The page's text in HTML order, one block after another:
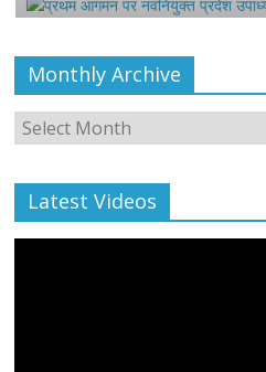
Monthly Archive
Monthly
Archive
Latest Videos